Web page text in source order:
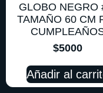
GLOBO NEGRO
TAMAÑO 60 CM
$5000
Añadir al